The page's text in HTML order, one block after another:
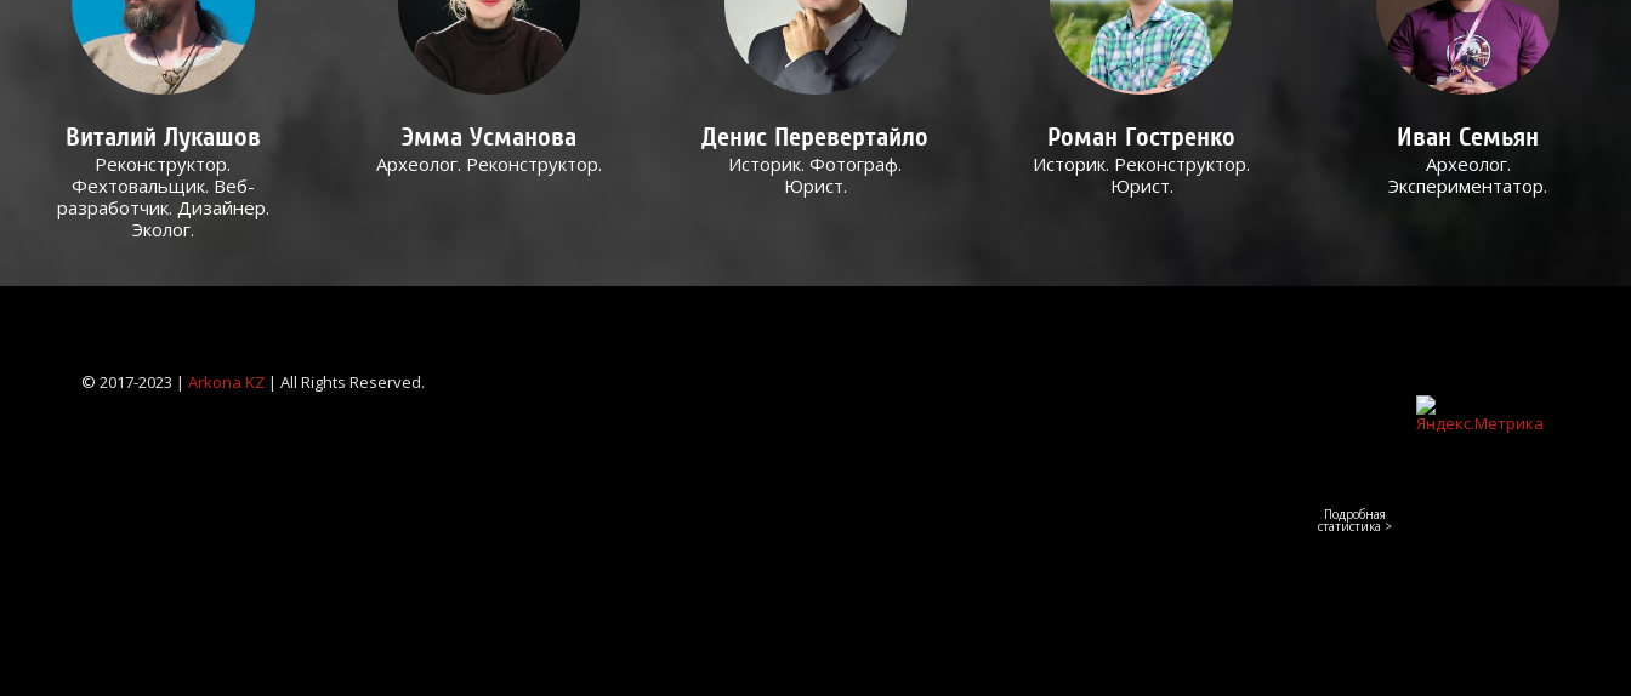
Виталий Лукашов
Реконструктор.
Фехтовальщик. Веб-
разработчик. Дизайнер.
Эколог.
Эмма Усманова
Археолог. Реконструктор.
Денис Перевертайло
Историк. Фотограф.
Юрист.
Роман Гостренко
Историк. Реконструктор.
Юрист.
Иван Семьян
Археолог.
Экспериментатор.
© 2017-2023 |Arkona KZ | All Rights Reserved.
Подробная
статистика >